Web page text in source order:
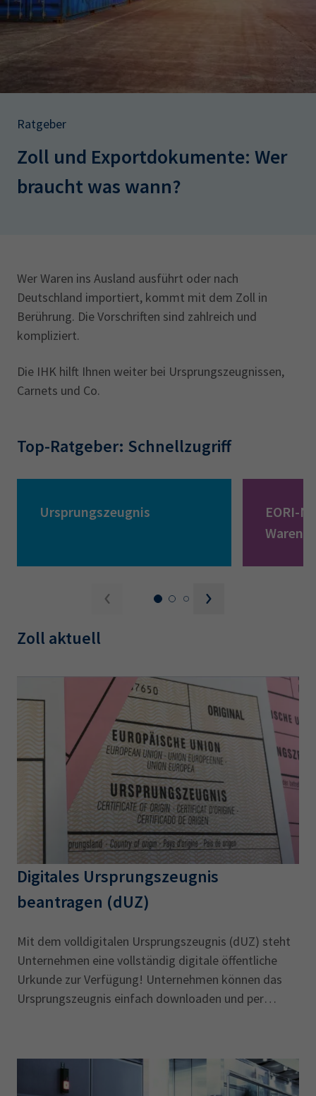
Leichte Sprache
IHK regional
Karriere
Presse
AdA
34d
Prüfungstermine
Wirtschaftsfachwirt
Sachkundeprüfung
Ratgeber
Zoll und Exportdokumente: Wer
braucht was wann?
Wer Waren ins Ausland ausführt oder nach
Deutschland importiert, kommt mit dem Zoll in
Berührung. Die Vorschriften sind zahlreich und
kompliziert.
Die IHK hilft Ihnen weiter bei Ursprungszeugnissen,
Carnets und Co.
Top-Ratgeber: Schnellzugriff
Ursprungszeugnis
EORI-
Zoll aktuell
Digitales Ursprungszeugnis
beantragen (dUZ)
Mit dem volldigitalen Ursprungszeugnis (dUZ) steht
Unternehmen eine vollständig digitale öffentliche
Urkunde zur Verfügung! Unternehmen können das
Ursprungszeugnis einfach downloaden und per
komplett ohne physische Dokumente.